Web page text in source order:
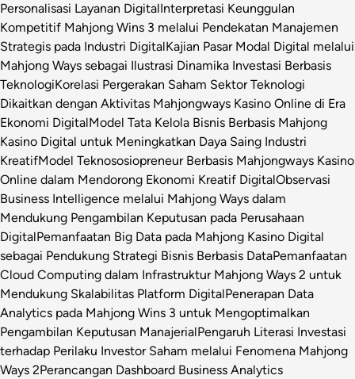
Personalisasi Layanan DigitalInterpretasi Keunggulan
Kompetitif Mahjong Wins 3 melalui Pendekatan Manajemen
Strategis pada Industri DigitalKajian Pasar Modal Digital melalui
Mahjong Ways sebagai Ilustrasi Dinamika Investasi Berbasis
TeknologiKorelasi Pergerakan Saham Sektor Teknologi
Dikaitkan dengan Aktivitas Mahjongways Kasino Online di Era
Ekonomi DigitalModel Tata Kelola Bisnis Berbasis Mahjong
Kasino Digital untuk Meningkatkan Daya Saing Industri
KreatifModel Teknososiopreneur Berbasis Mahjongways Kasino
Online dalam Mendorong Ekonomi Kreatif DigitalObservasi
Business Intelligence melalui Mahjong Ways dalam
Mendukung Pengambilan Keputusan pada Perusahaan
DigitalPemanfaatan Big Data pada Mahjong Kasino Digital
sebagai Pendukung Strategi Bisnis Berbasis DataPemanfaatan
Cloud Computing dalam Infrastruktur Mahjong Ways 2 untuk
Mendukung Skalabilitas Platform DigitalPenerapan Data
Analytics pada Mahjong Wins 3 untuk Mengoptimalkan
Pengambilan Keputusan ManajerialPengaruh Literasi Investasi
terhadap Perilaku Investor Saham melalui Fenomena Mahjong
Ways 2Perancangan Dashboard Business Analytics